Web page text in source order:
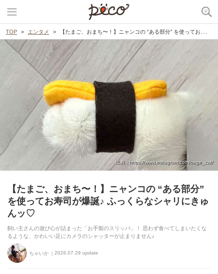
TOP エンタメ 【たまご、おまち〜！】ニャンコの “ある部分” を使ってお寿司が爆誕♪ ふっくらなシャリにきゅんッ♡
出典 : https://www.instagram.com/oage_cat/
【たまご、おまち〜！】ニャンコの “ある部分”
を使ってお寿司が爆誕♪ ふっくらなシャリにきゅ
んッ♡
飼い主さんの遊び心が詰まった「お手製のスリッパ」！ 思わず食べてしまいたくな
るような、かわいい足にカメラのシャッターが止まりません♪
ちゃいか 2026.07.29 update